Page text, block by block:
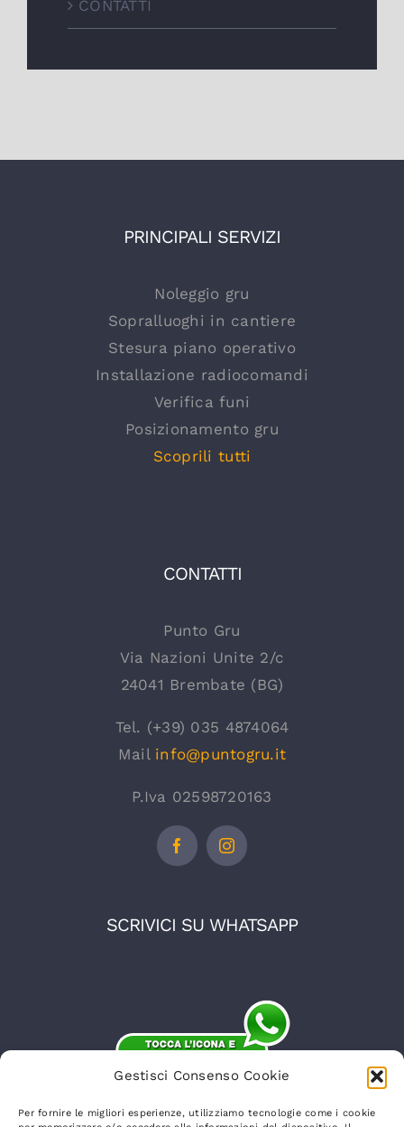
Gestisci Consenso Cookie
Per fornire le migliori esperienze, utilizziamo tecnologie come i cookie
CONTATTI
PRINCIPALI SERVIZI
Noleggio gru
Sopralluoghi in cantiere
Stesura piano operativo
Installazione radiocomandi
Verifica funi
Posizionamento gru
Scoprili tutti
CONTATTI
Punto Gru
Via Nazioni Unite 2/c
24041 Brembate (BG)
Tel. (+39) 035 4874064
Mail info@puntogru.it
P.Iva 02598720163
SCRIVICI SU WHATSAPP